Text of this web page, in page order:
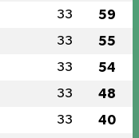
33 59
33 55
33 54
33 48
33 40